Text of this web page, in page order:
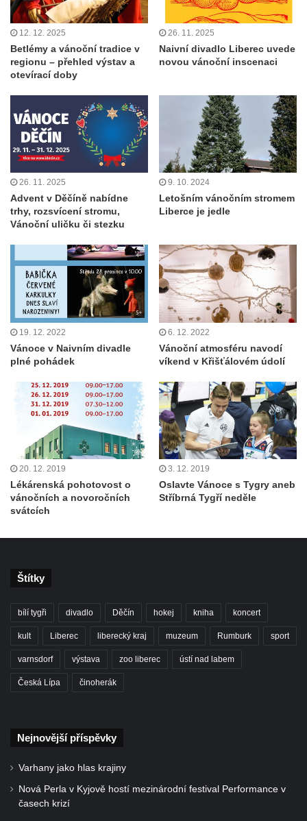
12. 12. 2025
Betlémy a vánoční tradice v
regionu – přehled výstav a
otevírací doby
26. 11. 2025
Naivní divadlo Liberec uvede
novou vánoční inscenaci
26. 11. 2025
Advent v Děčíně nabídne
trhy, rozsvícení stromu,
Vánoční uličku či stezku
9. 10. 2024
Letošním vánočním stromem
Liberce je jedle
19. 12. 2022
Vánoce v Naivním divadle
plné pohádek
6. 12. 2022
Vánoční atmosféru navodí
víkend v Křišťálovém údolí
20. 12. 2019
Lékárenská pohotovost o
vánočních a novoročních
svátcích
3. 12. 2019
Oslavte Vánoce s Tygry aneb
Stříbrná Tygří neděle
Štítky
bílí tygři divadlo Děčín hokej kniha koncert
kult Liberec liberecký kraj muzeum Rumburk sport
varnsdorf výstava zoo liberec ústí nad labem
Česká Lípa činoherák
Nejnovější příspěvky
Varhany jako hlas krajiny
Nová Perla v Kyjově hostí mezinárodní festival Performance v
časech krizí